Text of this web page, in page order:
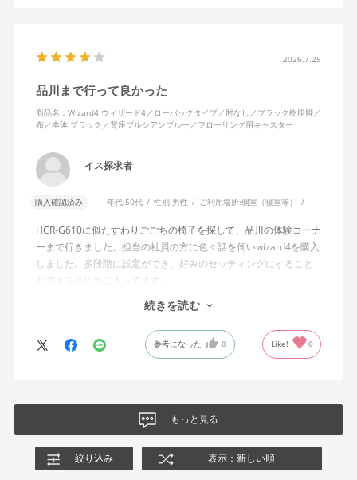
含めれば私より体重の軽い利用者は数多くいると思われるため、
あれば、ロッキング機能としてどのような使用感を想定している
のか疑問に感じています。
角度でもバランスをとりやすい反力特性に自動調整する機能」と
説明されています。しかし、この機能と、最弱設定でも背もたれ
説明を読んでも理解できませんでした。
問い合わせに対しては、「オートフィットシンクロロッキングの
反力特性を自動調整する機能が働いているため」「Wizard2とは機
構が異なるため、同じ挙動にはならない」との回答をいただきま
強度調整との関係や、最弱設定であっても大きな反力が残る理由
製品自体に不具合があるとは考えていませんが、少なくとも私の
ングの特性や体重による使用感の違いが、より分かりやすく案内
されることを期待します。
2026.7.25
品川まで行って良かった
商品名：Wizard4 ウィザード4／ローバックタイプ／肘なし／ブラック樹脂脚／
布／本体 ブラック／背座プルシアンブルー／フローリング用キャスター
イス探求者
購入確認済み 年代:50代 性別:男性 ご利用場所:個室（寝室等）
HCR-G610に似たすわりごごちの椅子を探して、品川の体験コーナ
ーまで行きました。担当の社員の方に色々話を伺いwizard4を購入
しました。多段階に設定ができ、好みのセッティングにすること
ができる点に気に入ってます。
しいて言えば、座面がもう少し硬めが好みに近かったなと思いま
す。座面の硬さまで調節出来る機能が有れば完璧だと思います。
続きを読む
参考になった 0 Like! 0
もっと見る
絞り込み 表示：新しい順